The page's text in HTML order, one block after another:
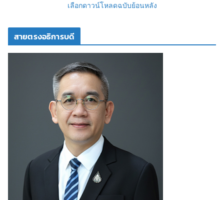
เลือกดาวน์โหลดฉบับย้อนหลัง
สายตรงอธิการบดี